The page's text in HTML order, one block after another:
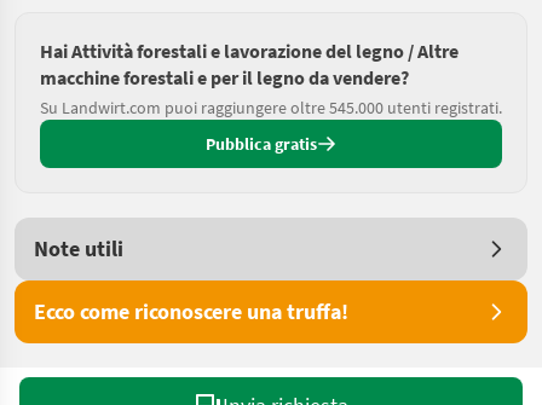
Hai Attività forestali e lavorazione del legno / Altre
macchine forestali e per il legno da vendere?
Su Landwirt.com puoi raggiungere oltre 545.000 utenti registrati.
Pubblica gratis
Note utili
Ecco come riconoscere una truffa!